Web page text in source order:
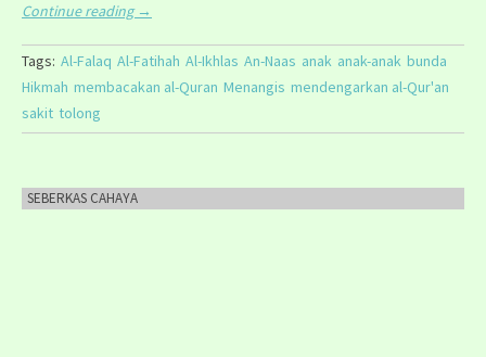
Continue reading →
Tags: Al-Falaq Al-Fatihah Al-Ikhlas An-Naas anak anak-anak bunda
Hikmah membacakan al-Quran Menangis mendengarkan al-Qur'an
sakit tolong
SEBERKAS CAHAYA